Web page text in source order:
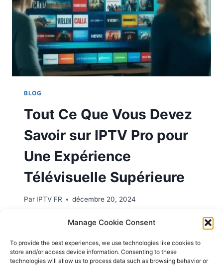
Manage Cookie Consent
To provide the best experiences, we use technologies like cookies to
store and/or access device information. Consenting to these
technologies will allow us to process data such as browsing behavior or
BLOG
Tout Ce Que Vous Devez
Savoir sur IPTV Pro pour
Une Expérience
Télévisuelle Supérieure
Par IPTV FR décembre 20, 2024
LIRE LA SUITE